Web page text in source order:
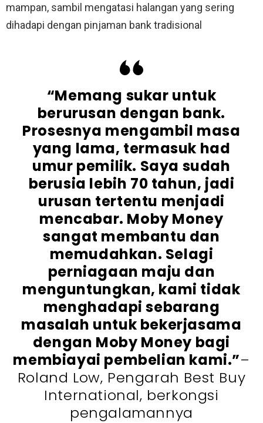
mampan, sambil mengatasi halangan yang sering
dihadapi dengan pinjaman bank tradisional
“Memang sukar untuk
berurusan dengan bank.
Prosesnya mengambil masa
yang lama, termasuk had
umur pemilik. Saya sudah
berusia lebih 70 tahun, jadi
urusan tertentu menjadi
mencabar. Moby Money
sangat membantu dan
memudahkan. Selagi
perniagaan maju dan
menguntungkan, kami tidak
menghadapi sebarang
masalah untuk bekerjasama
dengan Moby Money bagi
membiayai pembelian kami.”–
Roland Low, Pengarah Best Buy
International, berkongsi
pengalamannya